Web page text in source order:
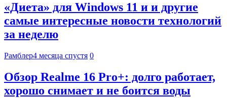
«Диета» для Windows 11 и и другие
самые интересные новости технологий
за неделю
Рамблер4 месяца спустя 0
Обзор Realme 16 Pro+: долго работает,
хорошо снимает и не боится воды